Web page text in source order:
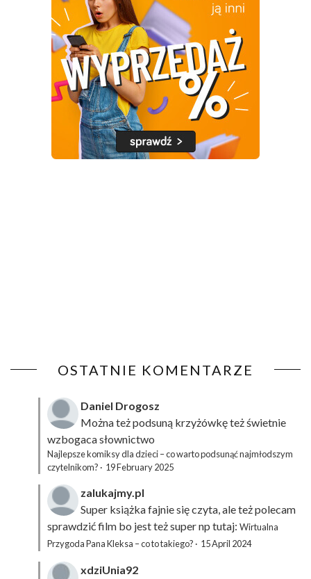
OSTATNIE KOMENTARZE
Daniel Drogosz
Można też podsuną krzyżówkęteż świetnie
wzbogaca słownictwo
Najlepsze komiksy dla dzieci – co warto podsunąć najmłodszym
czytelnikom? · 19 February 2025
zalukajmy.pl
Super książka fajnie się czyta, ale też polecam
sprawdzić film bo jest też super np tutaj: Wirtualna
Przygoda Pana Kleksa – co to takiego? · 15 April 2024
xdziUnia92